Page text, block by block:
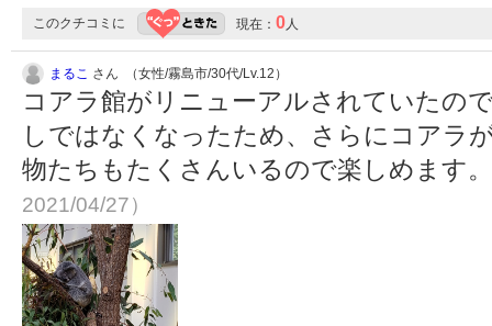
このクチコミに 現在： 0人
まるこ さん （女性/霧島市/30代/Lv.12）
コアラ館がリニューアルされていたの
しではなくなったため、さらにコアラ
物たちもたくさんいるので楽しめます
2021/04/27）